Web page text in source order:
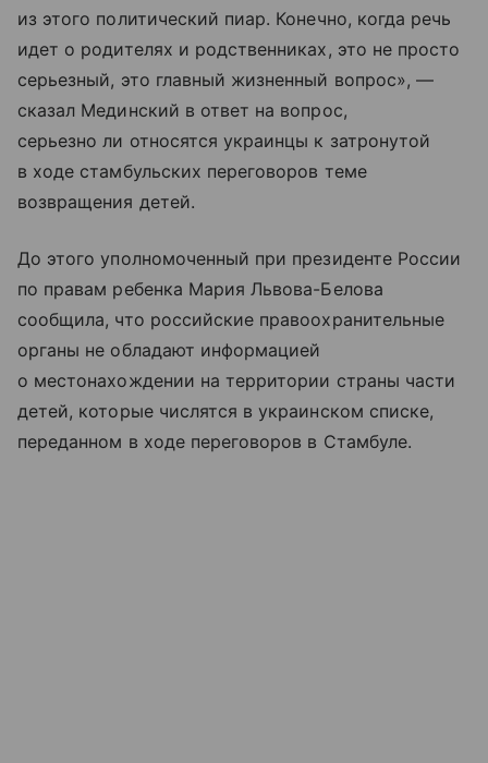
из этого политический пиар. Конечно, когда речь
идет о родителях и родственниках, это не просто
серьезный, это главный жизненный вопрос», —
сказал Мединский в ответ на вопрос,
серьезно ли относятся украинцы к затронутой
в ходе стамбульских переговоров теме
возвращения детей.
До этого уполномоченный при президенте России
по правам ребенка Мария Львова-Белова
сообщила, что российские правоохранительные
органы не обладают информацией
о местонахождении на территории страны части
детей, которые числятся в украинском списке,
переданном в ходе переговоров в Стамбуле.